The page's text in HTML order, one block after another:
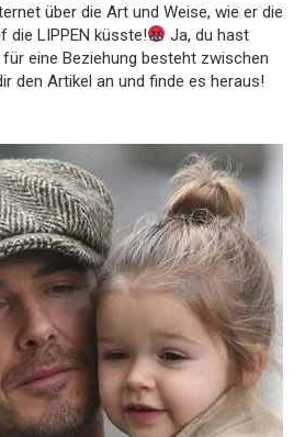
über die Art und Weise, wie er die
die LIPPEN küsste!
Ja, du hast
für eine Beziehung besteht zwischen
den Artikel an und finde es heraus!